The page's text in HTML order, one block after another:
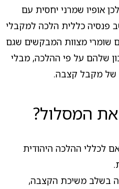
אופיו שמרני יחסית עם
פנסיה כללית הלכה למקבלי
שומרי מצוות המבקשים שגם
שלהם על פי ההלכה, מבלי
של מקבל קצבה.
המסלול?
לכללי ההלכה היהודית
בשלב משיכת הקצבה,